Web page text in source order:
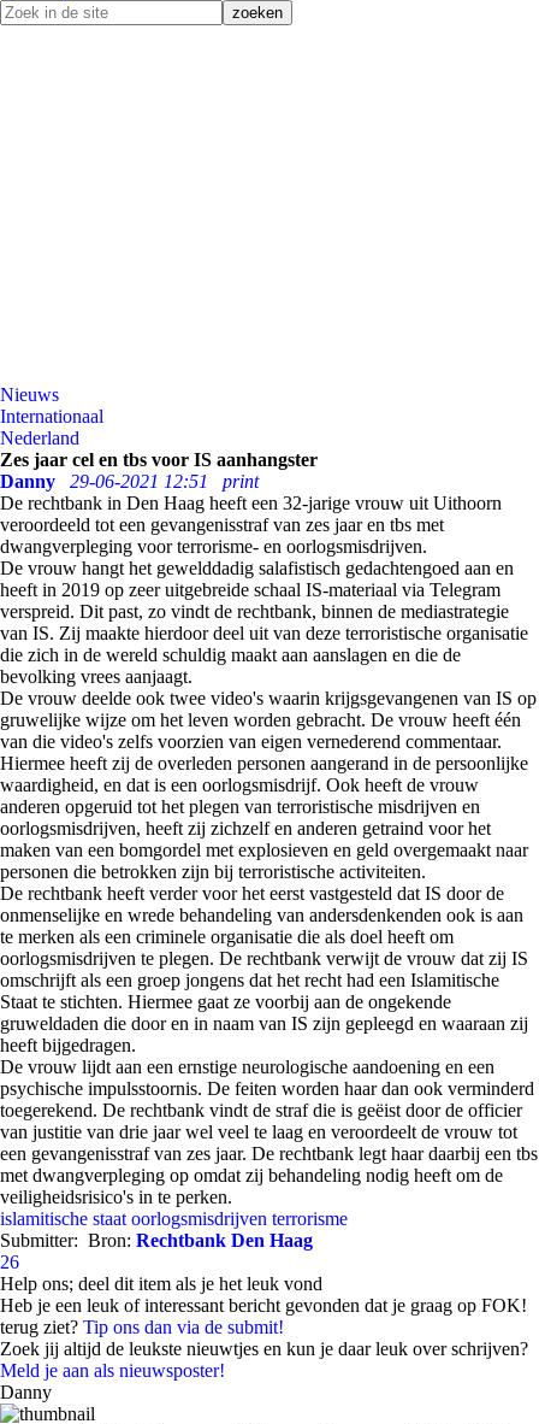
Nieuws
Internationaal
Nederland
Zes jaar cel en tbs voor IS aanhangster
Danny
29-06-2021 12:51
print
De rechtbank in Den Haag heeft een 32-jarige vrouw uit Uithoorn
veroordeeld tot een gevangenisstraf van zes jaar en tbs met
dwangverpleging voor terrorisme- en oorlogsmisdrijven.
De vrouw hangt het gewelddadig salafistisch gedachtengoed aan en
heeft in 2019 op zeer uitgebreide schaal IS-materiaal via Telegram
verspreid. Dit past, zo vindt de rechtbank, binnen de mediastrategie
van IS. Zij maakte hierdoor deel uit van deze terroristische organisatie
die zich in de wereld schuldig maakt aan aanslagen en die de
bevolking vrees aanjaagt.
De vrouw deelde ook twee video's waarin krijgsgevangenen van IS op
gruwelijke wijze om het leven worden gebracht. De vrouw heeft één
van die video's zelfs voorzien van eigen vernederend commentaar.
Hiermee heeft zij de overleden personen aangerand in de persoonlijke
waardigheid, en dat is een oorlogsmisdrijf. Ook heeft de vrouw
anderen opgeruid tot het plegen van terroristische misdrijven en
oorlogsmisdrijven, heeft zij zichzelf en anderen getraind voor het
maken van een bomgordel met explosieven en geld overgemaakt naar
personen die betrokken zijn bij terroristische activiteiten.
De rechtbank heeft verder voor het eerst vastgesteld dat IS door de
onmenselijke en wrede behandeling van andersdenkenden ook is aan
te merken als een criminele organisatie die als doel heeft om
oorlogsmisdrijven te plegen. De rechtbank verwijt de vrouw dat zij IS
omschrijft als een groep jongens dat het recht had een Islamitische
Staat te stichten. Hiermee gaat ze voorbij aan de ongekende
gruweldaden die door en in naam van IS zijn gepleegd en waaraan zij
heeft bijgedragen.
De vrouw lijdt aan een ernstige neurologische aandoening en een
psychische impulsstoornis. De feiten worden haar dan ook verminderd
toegerekend. De rechtbank vindt de straf die is geëist door de officier
van justitie van drie jaar wel veel te laag en veroordeelt de vrouw tot
een gevangenisstraf van zes jaar. De rechtbank legt haar daarbij een tbs
met dwangverpleging op omdat zij behandeling nodig heeft om de
veiligheidsrisico's in te perken.
islamitische staat oorlogsmisdrijven terrorisme
Submitter: Bron: Rechtbank Den Haag
26
Help ons; deel dit item als je het leuk vond
Heb je een leuk of interessant bericht gevonden dat je graag op FOK!
terug ziet? Tip ons dan via de submit!
Zoek jij altijd de leukste nieuwtjes en kun je daar leuk over schrijven?
Meld je aan als nieuwsposter!
Danny